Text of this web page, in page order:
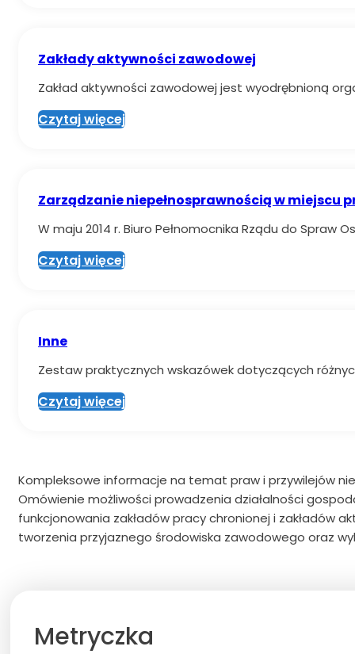
Zakłady aktywności zawodowej
Zakład aktywności zawodowej jest wyodrębnioną
Czytaj więcej
Zarządzanie niepełnosprawnością w miejscu
W maju 2014 r. Biuro Pełnomocnika Rządu do Spraw
Czytaj więcej
Inne
Zestaw praktycznych wskazówek dotyczących
Czytaj więcej
Kompleksowe informacje na temat praw i przywilejów
Omówienie możliwości prowadzenia działalności
funkcjonowania zakładów pracy chronionej i zakładów
tworzenia przyjaznego środowiska zawodowego oraz
Metryczka